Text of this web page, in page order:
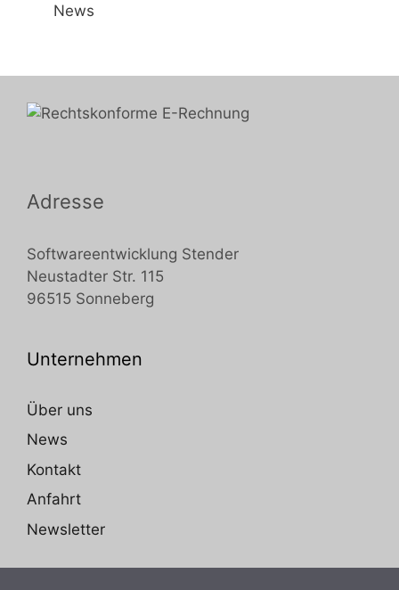
News
Adresse
Softwareentwicklung Stender
Neustadter Str. 115
96515 Sonneberg
Unternehmen
Über uns
News
Kontakt
Anfahrt
Newsletter